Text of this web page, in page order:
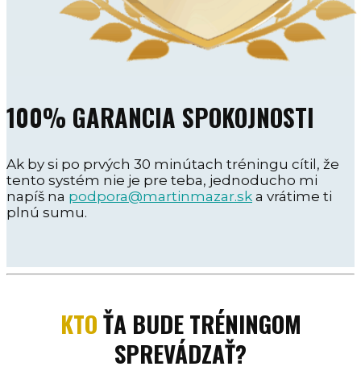
100% GARANCIA SPOKOJNOSTI
Ak by si po prvých 30 minútach tréningu cítil, že
tento systém nie je pre teba, jednoducho mi
napíš na podpora@martinmazar.sk a vrátime ti
plnú sumu.
KTOŤA BUDE TRÉNINGOM
SPREVÁDZAŤ?